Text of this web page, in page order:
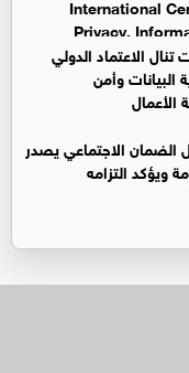
International
Privacy,
الاعتماد الدولي
البيانات وأمن
الأعمال
الضمان الاجتماعي يصدر
ويؤكد التزامه